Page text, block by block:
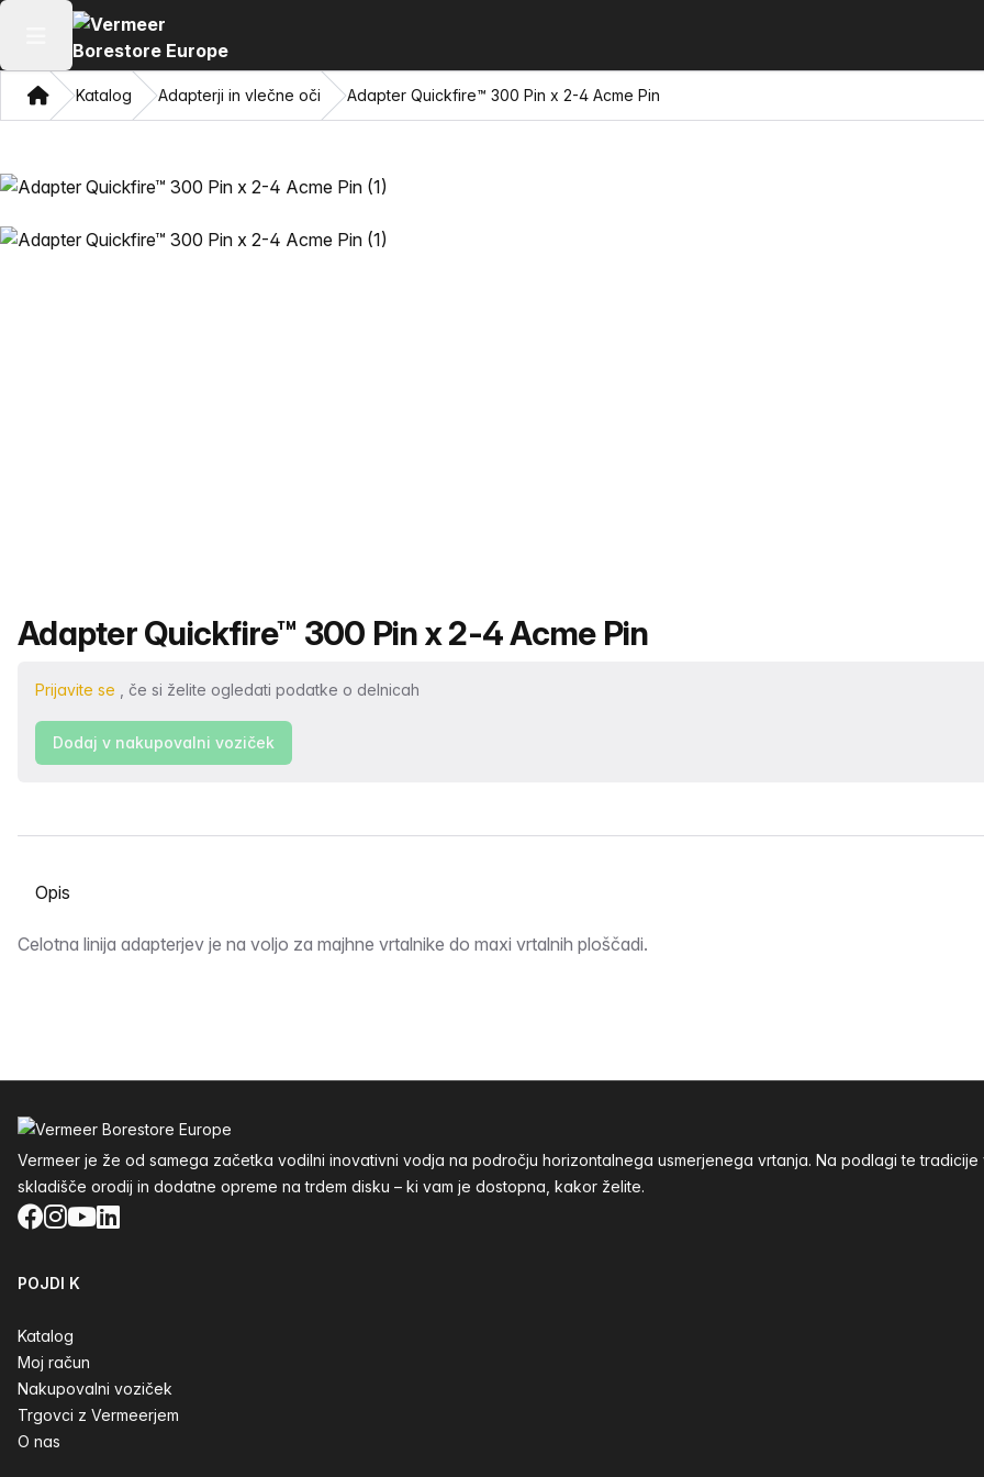
Odpri glavni meni
DomaKatalog Adapterji in vlečne oči Adapter Quickfire™ 300 Pin x 2-4 Acme Pin
Ime izdelka
Adapter Quickfire™ 300 Pin x 2-4 Acme Pin
Prijavite se , če si želite ogledati podatke o delnicah
Dodaj v nakupovalni voziček
Izberite zavihek
Opis
Celotna linija adapterjev je na voljo za majhne vrtalnike do maxi vrtalnih ploščadi.
Vermeer je že od samega začetka vodilni inovativni vodja na področju horizontalnega usmerjenega vrtanja. Na podlagi te tradicije
skladišče orodij in dodatne opreme na trdem disku – ki vam je dostopna, kakor želite.
Facebook
Instagram
YouTube
LinkedIn
POJDI K
Katalog
Moj račun
Nakupovalni voziček
Trgovci z Vermeerjem
O nas